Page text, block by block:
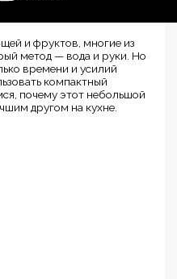
и фруктов, многие из
метод — вода и руки. Но
времени и усилий
компактный
почему этот небольшой
другом на кухне.